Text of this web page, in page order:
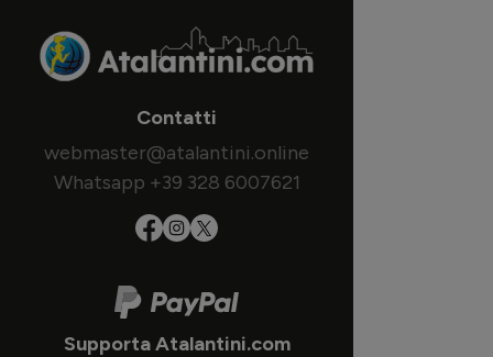
Contatti
webmaster@atalantini.online
Whatsapp +39 328 6007621
Supporta Atalantini.com